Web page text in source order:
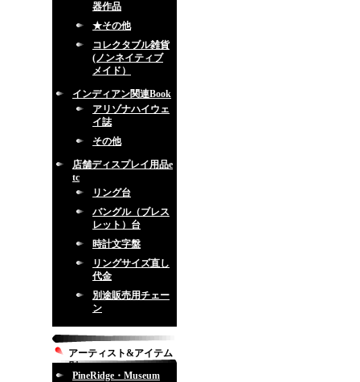
器作品
★その他
コレクタブル雑貨
(ノンネイティブ
メイド）
インディアン関連Book
アリゾナハイウェ
イ誌
その他
店舗ディスプレイ用品e
tc
リング台
バングル（ブレス
レット）台
時計文字盤
リングサイズ直し
代金
別途販売用チェー
ン
アーティスト&アイテム
別
PineRidge・Museum